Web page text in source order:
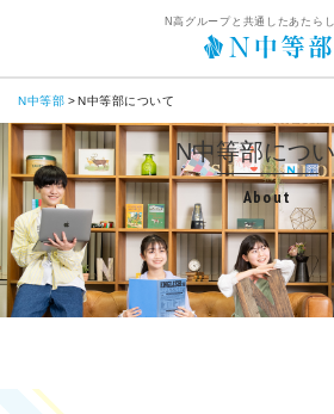
N高グループと共通したあたら
N中等部 N中等部について
N中等部につ
About